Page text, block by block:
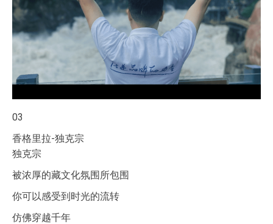
03
香格里拉-独克宗
独克宗
被浓厚的藏文化氛围所包围
你可以感受到时光的流转
仿佛穿越千年